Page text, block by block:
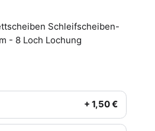
Schleifscheiben-
- 8 Loch Lochung
+ 1,50 €